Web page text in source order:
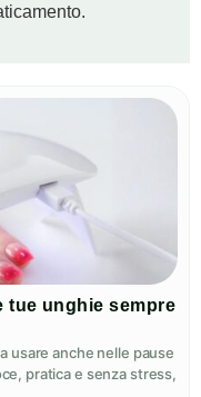
tue unghie sempre
usare anche nelle pause
pratica e senza stress,